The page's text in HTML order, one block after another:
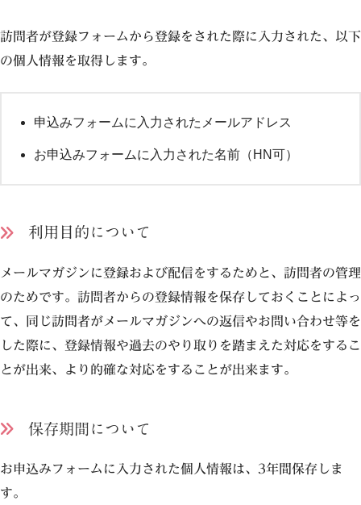
訪問者が登録フォームから登録をされた際に入力された、以下
の個人情報を取得します。
申込みフォームに入力されたメールアドレス
お申込みフォームに入力された名前（HN可）
利用目的について
メールマガジンに登録および配信をするためと、訪問者の管理
のためです。訪問者からの登録情報を保存しておくことによっ
て、同じ訪問者がメールマガジンへの返信やお問い合わせ等を
した際に、登録情報や過去のやり取りを踏まえた対応をするこ
とが出来、より的確な対応をすることが出来ます。
保存期間について
お申込みフォームに入力された個人情報は、3年間保存しま
す。